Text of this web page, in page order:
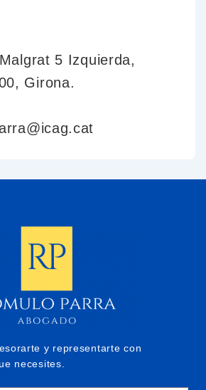
5 Izquierda,
Girona.
y representarte con
necesites.